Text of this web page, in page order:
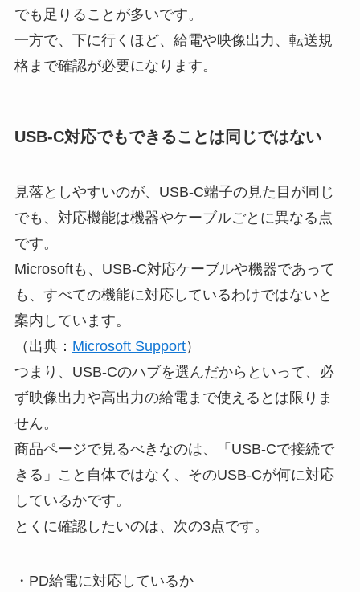
でも足りることが多いです。
一方で、下に行くほど、給電や映像出力、転送規
格まで確認が必要になります。
USB-C対応でもできることは同じではない
見落としやすいのが、USB-C端子の見た目が同じ
でも、対応機能は機器やケーブルごとに異なる点
です。
Microsoftも、USB-C対応ケーブルや機器であって
も、すべての機能に対応しているわけではないと
案内しています。
（出典： Microsoft Support）
つまり、USB-Cのハブを選んだからといって、必
ず映像出力や高出力の給電まで使えるとは限りま
せん。
商品ページで見るべきなのは、「USB-Cで接続で
きる」こと自体ではなく、そのUSB-Cが何に対応
しているかです。
とくに確認したいのは、次の3点です。
・PD給電に対応しているか